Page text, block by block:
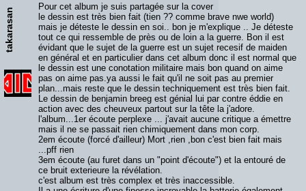
takarasan
Pour cet album je suis partagée sur la cover
le dessin est très bien fait (tien ?? comme brave nwe world)
mais je déteste le dessin en soi.. bon je m'explique .. Je déteste
tout ce qui ressemble de près ou de loin a la guerre. Bon il est
évidant que le sujet de la guerre est un sujet recesif de maiden
en général et en particulier dans cet album donc il est normal que
le dessin est une conotation militaire mais bon quand on aime
pas on aime pas.ya aussi le fait qu'il ne soit pas au premier
plan...mais reste que le dessin techniquement est très bien fait.
Le dessin de benjamin breeg est génial lui par contre éddie en
action avec des cheuveux partout sur la tête la j'adore.
l'album...1er écoute perplexe ... j'avait aucune critique a émettre
mais il ne se passait rien chimiquement dans mon corp.
2em écoute (forcé d'ailleur) Mort ,rien ,bon c'est bien fait mais
...pff rien
3em écoute (au furet dans un "point d'écoute") et la entouré de
ce bruit exterieure la révélation.
c'est album est très complex et très inaccessible.